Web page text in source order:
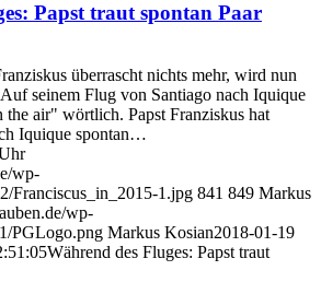
Papst traut spontan Paar
überrascht nichts mehr, wird nun
seinem Flug von Santiago nach Iquique
the air" wörtlich. Papst Franziskus hat
Iquique spontan…
wp-
Franciscus_in_2015-1.jpg 841 849 Markus
wp-
PGLogo.png Markus Kosian2018-01-19
Während des Fluges: Papst traut